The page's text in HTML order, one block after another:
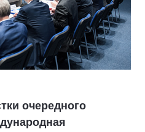
очередного